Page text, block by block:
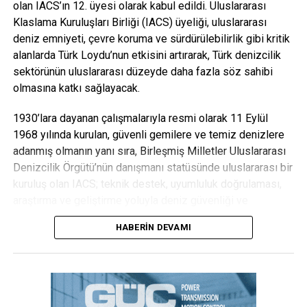
“Karbon ayak izi yüzde 30’a varan oranda azalacak”
hakkında açıklamalarda bulunanDicle Elektrik Genel
Müdürü Yaşar Arvas, projenin yaygınlaşması ile elektrik
yüzde 30’a varan bir karbon ayak izi azalması beklendiğini
ifade etti. Arvas, Dicle Elektrik olarak elektrik dağıtım
olan IACS’ın 12. üyesi olarak kabul edildi. Uluslararası
Klaslama Kuruluşları Birliği (IACS) üyeliği, uluslararası
deniz emniyeti, çevre koruma ve sürdürülebilirlik gibi kritik
alanlarda Türk Loydu’nun etkisini artırarak, Türk denizcilik
sektörünün uluslararası düzeyde daha fazla söz sahibi
olmasına katkı sağlayacak.
1930’lara dayanan çalışmalarıyla resmi olarak 11 Eylül
1968 yılında kurulan, güvenli gemilere ve temiz denizlere
adanmış olmanın yanı sıra, Birleşmiş Milletler Uluslararası
Denizcilik Örgütü’nün danışmanı statüsünde uluslararası bir
kuruluş olan IACS; teknik destek, uyumluluk doğrulaması,
düzenlemelerine benzersiz bir katkı sağlıyor. Dünyanın
kargo taşıma tonajının %90’ından fazlası, IACS üyelerinin
belirlediği sınıflandırma, inşaat ve ömür boyu uyumluluk
SWEDAC’tan ISO 17021 standardına göre akreditasyon
alarak bu kapsamda akredite edilen ilk ulusal kuruluş olan
HABERIN DEVAMI